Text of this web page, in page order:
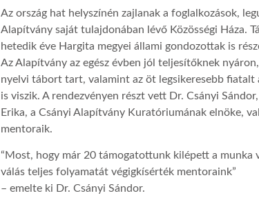
Az ország hat helyszínén zajlanak a foglalkozások,
Alapítvány saját tulajdonában lévő Közösségi Háza.
hetedik éve Hargita megyei állami gondozottak is
Az Alapítvány az egész évben jól teljesítőknek
nyelvi tábort tart, valamint az öt legsikeresebb fiatalt
is viszik. A rendezvényen részt vett Dr. Csányi
Erika, a Csányi Alapítvány Kuratóriumának elnöke,
mentoraik.
“Most, hogy már 20 támogatottunk kilépett a munka
válás teljes folyamatát végigkísérték mentoraink”
– emelte ki Dr. Csányi Sándor.